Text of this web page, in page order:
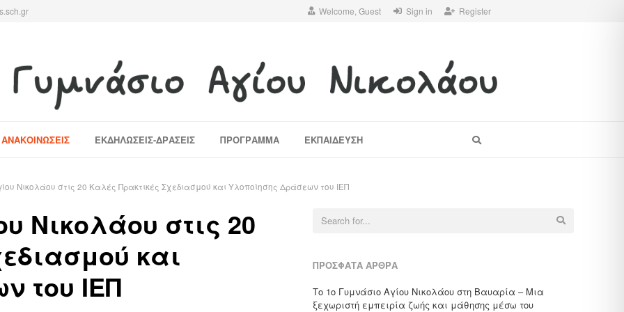
Welcome, Guest Sign in Register
ΑΝΑΚΟΙΝΩΣΕΙΣ ΕΚΔΗΛΩΣΕΙΣ-ΔΡΑΣΕΙΣ ΠΡΟΓΡΑΜΜΑ ΕΚΠΑΙΔΕΥΣΗ
Νικολάου στις 20 Καλές Πρακτικές Σχεδιασμού και Υλοποίησης Δράσεων του ΙΕΠ
Νικολάου στις 20
και
του ΙΕΠ
Search
ΠΡΌΣΦΑΤΑ ΆΡΘΡΑ
Το 1ο Γυμνάσιο Αγίου Νικολάου στη Βαυαρία – Μια
ξεχωριστή εμπειρία ζωής και μάθησης μέσω του